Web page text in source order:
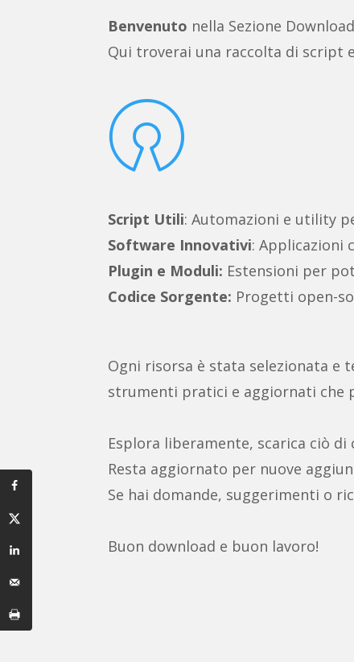
Benvenuto nella Sezione
Qui troverai una raccolta di script

Script Utili: Automazioni e utility
Software Innovativi: Applicazioni
Plugin e Moduli: Estensioni per
Codice Sorgente: Progetti open-
Ogni risorsa è stata selezionata e
strumenti pratici e aggiornati che
Esplora liberamente, scarica ciò
Resta aggiornato per nuove
Se hai domande, suggerimenti o
Buon download e buon lavoro!